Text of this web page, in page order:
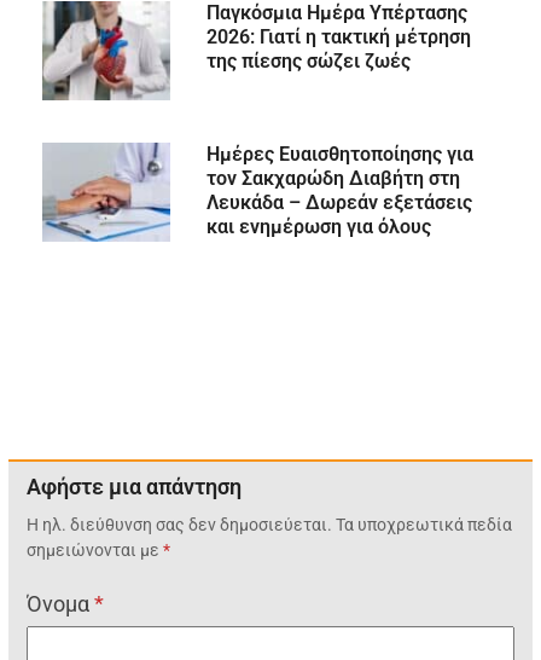
Παγκόσμια Ημέρα Υπέρτασης
2026: Γιατί η τακτική μέτρηση
της πίεσης σώζει ζωές
Ημέρες Ευαισθητοποίησης για
τον Σακχαρώδη Διαβήτη στη
Λευκάδα – Δωρεάν εξετάσεις
και ενημέρωση για όλους
Αφήστε μια απάντηση
Η ηλ. διεύθυνση σας δεν δημοσιεύεται. Τα υποχρεωτικά πεδία
σημειώνονται με*
Όνομα*